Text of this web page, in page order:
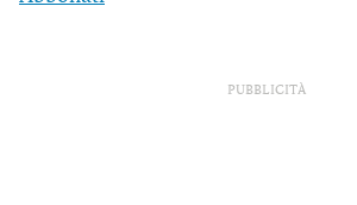
PUBBLICITÀ